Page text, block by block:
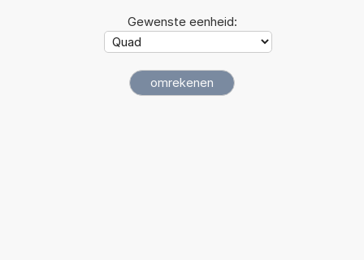
Gewenste eenheid: